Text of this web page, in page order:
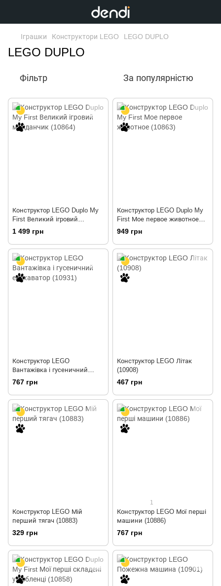
Іграшки Конструктори LEGO LEGO DUPLO
LEGO DUPLO
Фільтр За популярністю
Конструктор LEGO Duplo My
First Великий ігровий
майданчик (10864)
1 499 грн
Конструктор LEGO Duplo My
First Мое первое животное
(10863)
949 грн
Конструктор LEGO
Вантажівка і гусеничний
екскаватор (10931)
767 грн
Конструктор LEGO Літак
(10908)
467 грн
Конструктор LEGO Мій
перший тягач (10883)
329 грн
1
Конструктор LEGO Мої перші
машини (10886)
767 грн